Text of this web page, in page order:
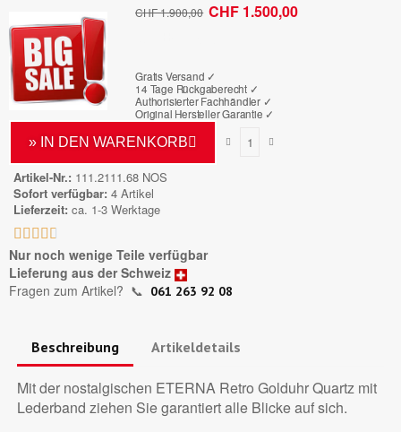
CHF 1.900,00 CHF 1.500,00
Gratis Versand ✓
14 Tage Rückgaberecht ✓
Authorisierter Fachhändler ✓
Original Hersteller Garantie ✓
» IN DEN WARENKORB
Artikel-Nr. 111.2111.68 NOS
Sofort verfügbar 4 Artikel
Lieferzeit ca. 1-3 Werktage
    
Nur noch wenige Teile verfügbar
Lieferung aus der Schweiz
Fragen zum Artikel? 📞 061 263 92 08
Beschreibung Artikeldetails
Mit der nostalgischen ETERNA Retro Golduhr Quartz mit
Lederband ziehen Sie garantiert alle Blicke auf sich.